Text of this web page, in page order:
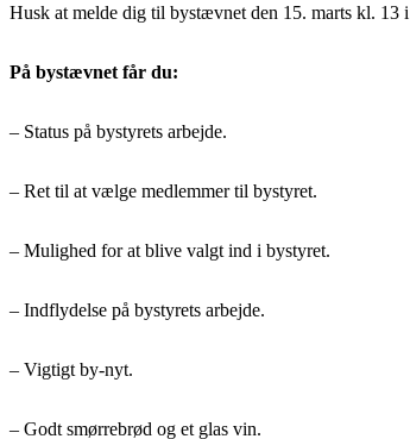
Husk at melde dig til bystævnet den 15. marts kl. 13
På bystævnet får du:
– Status på bystyrets arbejde.
– Ret til at vælge medlemmer til bystyret.
– Mulighed for at blive valgt ind i bystyret.
– Indflydelse på bystyrets arbejde.
– Vigtigt by-nyt.
– Godt smørrebrød og et glas vin.